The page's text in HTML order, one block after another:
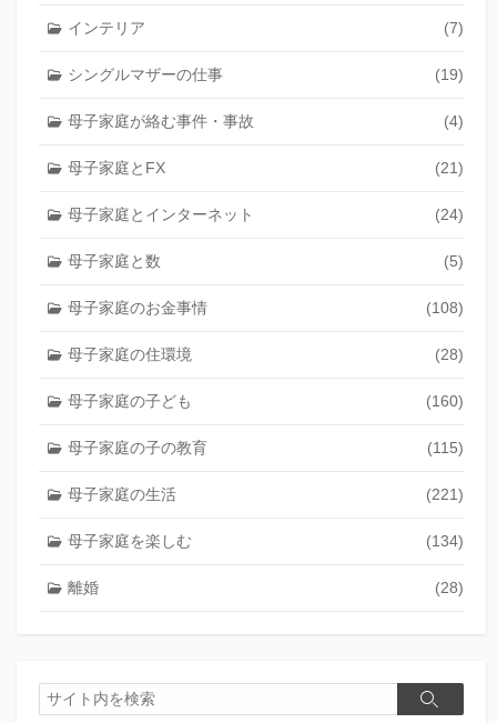
インテリア (7)
シングルマザーの仕事 (19)
母子家庭が絡む事件・事故 (4)
母子家庭とFX (21)
母子家庭とインターネット (24)
母子家庭と数 (5)
母子家庭のお金事情 (108)
母子家庭の住環境 (28)
母子家庭の子ども (160)
母子家庭の子の教育 (115)
母子家庭の生活 (221)
母子家庭を楽しむ (134)
離婚 (28)
検
索
検